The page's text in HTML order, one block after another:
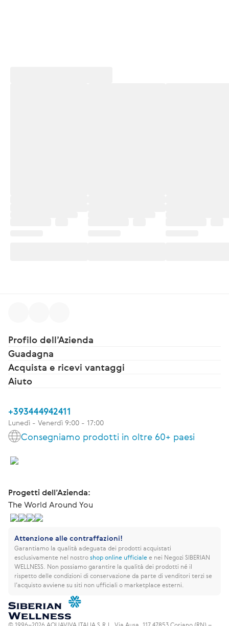
Profilo dell’Azienda
Guadagna
Acquista e ricevi vantaggi
Aiuto
+393444942411
Lunedì - Venerdì 9:00 - 17:00
Consegniamo prodotti in oltre 60+ paesi
Progetti dell’Azienda:
The World Around You
Attenzione alle contraffazioni!
Garantiamo la qualità adeguata dei prodotti acquistati
esclusivamente nel nostroshop online ufficialee nei Negozi SIBERIAN
WELLNESS. Non possiamo garantire la qualità dei prodotti né il
rispetto delle condizioni di conservazione da parte di venditori terzi se
l’acquisto avviene su siti non ufficiali o marketplace esterni.